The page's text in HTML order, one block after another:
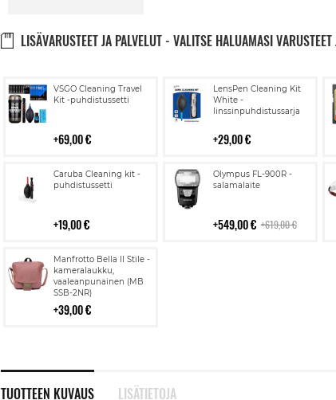
LISÄVARUSTEET JA PALVELUT - VALITSE HALUAMASI
VSGO Cleaning Travel
Kit -puhdistussetti
69,00 €
Lisää
ostoskoriin
LensPen Cleaning Kit
White -
linssinpuhdistussarja
29,00 €
Lisää
ostoskoriin
Caruba Cleaning kit -
puhdistussetti
19,00 €
Lisää
ostoskoriin
Olympus FL-900R -
salamalaite
549,00 € 619,00 €
Lisää
ostoskoriin
Manfrotto Bella II Stile -
kameralaukku,
vaaleanpunainen (MB
SSB-2NR)
39,00 €
Lisää
ostoskoriin
TUOTTEEN KUVAUS LISÄTIETOJA